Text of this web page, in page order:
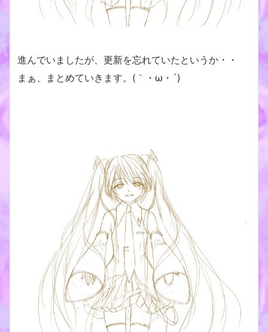
進んでいましたが、更新を忘れていたというか・・
まぁ、まとめていきます。(｀・ω・´)